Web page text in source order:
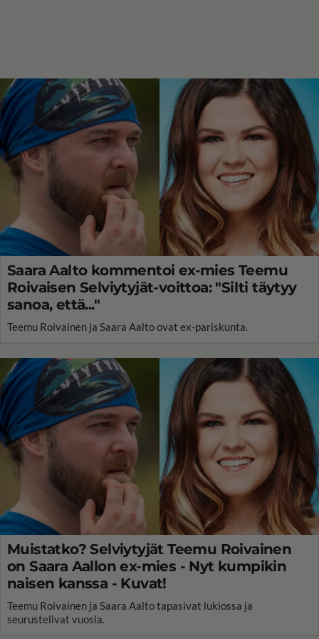
Saara Aalto kommentoi ex-mies Teemu
Roivaisen Selviytyjät-voittoa: "Silti täytyy
sanoa, että..."
Teemu Roivainen ja Saara Aalto ovat ex-pariskunta.
Muistatko? Selviytyjät Teemu Roivainen
on Saara Aallon ex-mies - Nyt kumpikin
naisen kanssa - Kuvat!
Teemu Roivainen ja Saara Aalto tapasivat lukiossa ja
seurustelivat vuosia.